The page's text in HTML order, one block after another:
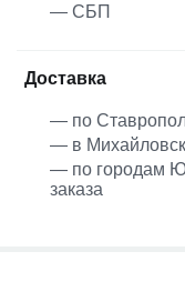
— СБП
Доставка
— по
— в Михайловск
— по городам
заказа